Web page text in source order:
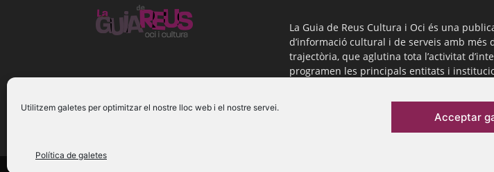
Utilitzem galetes per optimitzar el nostre lloc web i el nostre servei.
Acceptar
Política de galetes
La Guia de Reus Cultura i Oci és una
d’informació cultural i de serveis amb més
trajectòria, que aglutina tota l’activitat
programen les principals entitats i